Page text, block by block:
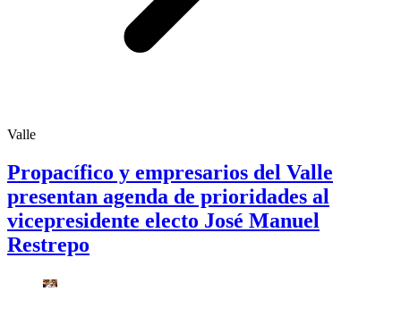
Valle
Propacífico y empresarios del Valle
presentan agenda de prioridades al
vicepresidente electo José Manuel
Restrepo